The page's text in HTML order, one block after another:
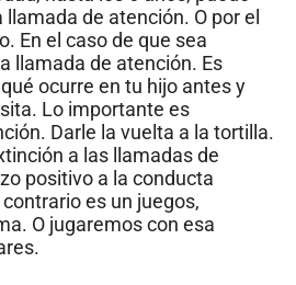
llamada de atención. O por el
En el caso de que sea
llamada de atención. Es
ocurre en tu hijo antes y
Lo importante es
Darle la vuelta a la tortilla.
a las llamadas de
positivo a la conducta
es un juegos,
O jugaremos con esa